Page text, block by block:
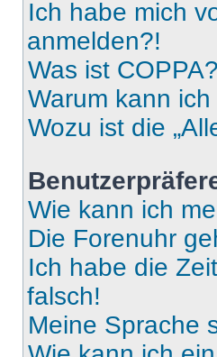
Ich habe mich
anmelden?!
Was ist COPPA?
Warum kann
Wozu ist die
Wie kann ich
Die Forenuhr
Ich habe die
falsch!
Meine Sprache